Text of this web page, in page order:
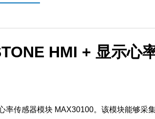
HMI + 显示心
率传感器模块 MAX30100。该模块能够采